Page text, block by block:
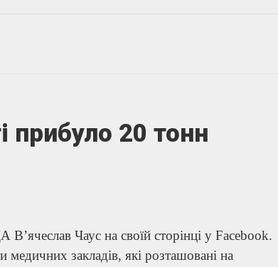
прибуло 20 тонн
Чаус на своїй сторінці у Facebook.
закладів, які розташовані на